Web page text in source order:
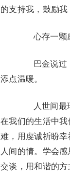
的支持我，鼓励
心存一颗感
巴金说过，
添点温暖。
人世间最珍
在我们的生活中
难，用虔诚祈盼
人间的情。学会
交谈，用和谐的